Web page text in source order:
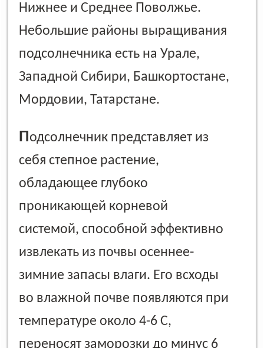
Нижнее и Среднее Поволжье.
Небольшие районы выращивания
подсолнечника есть на Урале,
Западной Сибири, Башкортостане,
Мордовии, Татарстане.
Подсолнечник представляет из
себя степное растение,
обладающее глубоко
проникающей корневой
системой, способной эффективно
извлекать из почвы осеннее-
зимние запасы влаги. Его всходы
во влажной почве появляются при
температуре около 4-6 С,
переносят заморозки до минус 6